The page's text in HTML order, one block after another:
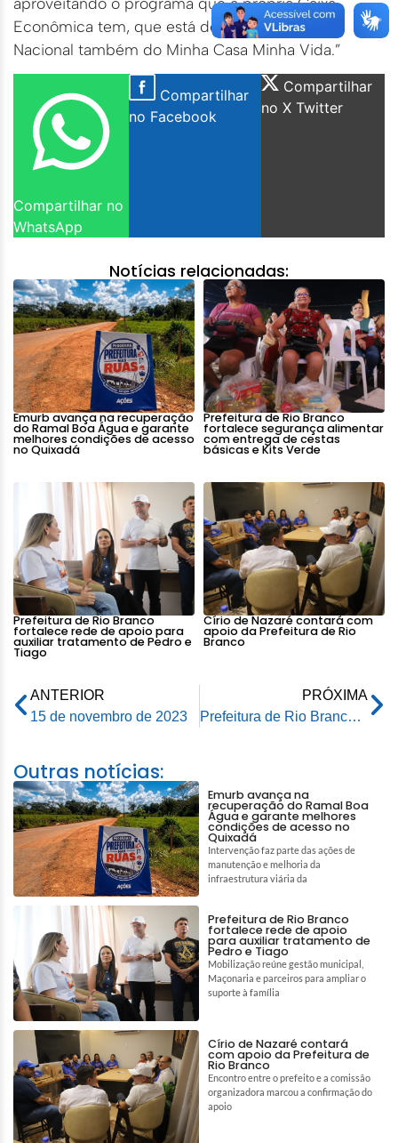
Econômica tem, que está dentro do Programa
Nacional também do Minha Casa Minha Vida.”
Compartilhar no
WhatsApp
Compartilhar
no Facebook
Compartilhar
no X Twitter
Notícias relacionadas:
Emurb avança na recuperação
do Ramal Boa Água e garante
melhores condições de acesso
no Quixadá
Prefeitura de Rio Branco
fortalece segurança alimentar
com entrega de cestas
básicas e Kits Verde
Prefeitura de Rio Branco
fortalece rede de apoio para
auxiliar tratamento de Pedro e
Tiago
Círio de Nazaré contará com
apoio da Prefeitura de Rio
Branco
ANTERIOR
15 de novembro de 2023
PRÓXIMA
Prefeitura de Rio Branco participa de reunião organizada pelo MPAC para tratar sobre venda de linhas de cerol
Outras notícias:
Emurb avança na
recuperação do Ramal Boa
Água e garante melhores
condições de acesso no
Quixadá
Intervenção faz parte das ações de
manutenção e melhoria da
infraestrutura viária da
Prefeitura de Rio Branco
fortalece rede de apoio
para auxiliar tratamento de
Pedro e Tiago
Mobilização reúne gestão municipal,
Maçonaria e parceiros para ampliar o
suporte à família
Círio de Nazaré contará
com apoio da Prefeitura de
Rio Branco
Encontro entre o prefeito e a comissão
organizadora marcou a confirmação do
apoio